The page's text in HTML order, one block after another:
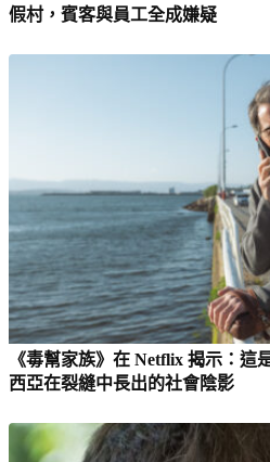
假村，賓客與員工全成嫌疑
《毒幫家族》在 Netflix 揭示：這
西亞在裂縫中長出的社會陰影